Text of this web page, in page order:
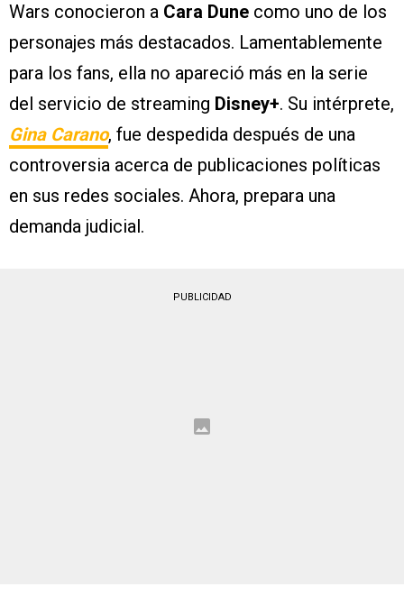
Wars conocieron a Cara Dune como uno de los
personajes más destacados. Lamentablemente
para los fans, ella no apareció más en la serie
del servicio de streaming Disney+. Su intérprete,
Gina Carano, fue despedida después de una
controversia acerca de publicaciones políticas
en sus redes sociales. Ahora, prepara una
demanda judicial.
PUBLICIDAD